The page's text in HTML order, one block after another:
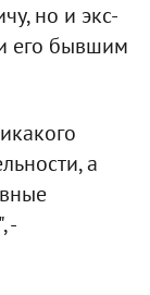
но и экс-
его бывшим
а
-